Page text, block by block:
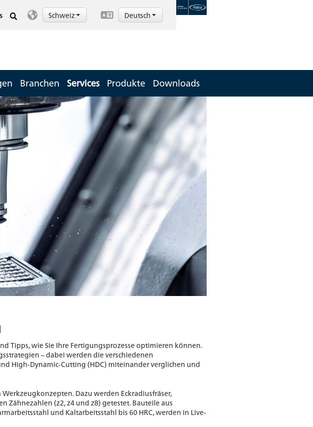
Schweiz Deutsch
Branchen Services Produkte Downloads
Tipps, wie Sie Ihre Fertigungsprozesse optimieren können.
– dabei werden die verschiedenen
High-Dynamic-Cutting (HDC) miteinander verglichen und
Dazu werden Eckradiusfräser,
Zähnezahlen (z2, z4 und z8) getestet. Bauteile aus
und Kaltarbeitsstahl bis 60 HRC, werden in Live-